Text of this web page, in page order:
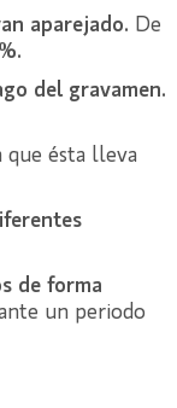
aparejado. De
del gravamen.
que ésta lleva
de forma
un periodo